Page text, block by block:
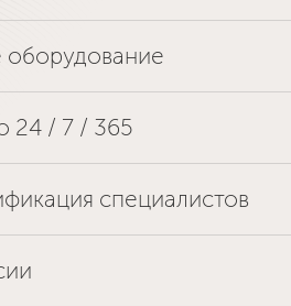
24 / 7 / 365
специалистов